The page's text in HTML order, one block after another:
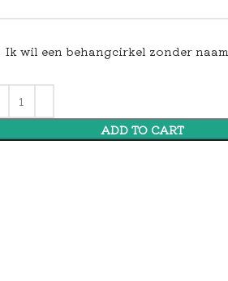
Ik wil een behangcirkel zonder naam
ADD TO CART